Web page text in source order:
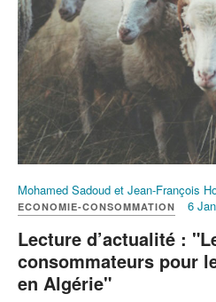
Mohamed Sadoud et Jean-François
ECONOMIE-CONSOMMATION 6
Lecture d’actualité :
consommateurs pour
en Algérie"